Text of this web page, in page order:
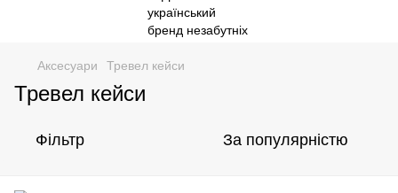
Аксесуари Тревел кейси
Тревел кейси
Фільтр За популярністю